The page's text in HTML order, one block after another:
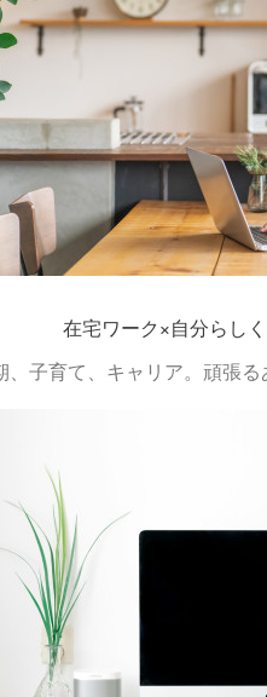
在宅ワーク×自分らし
、子育て、キャリア。頑張